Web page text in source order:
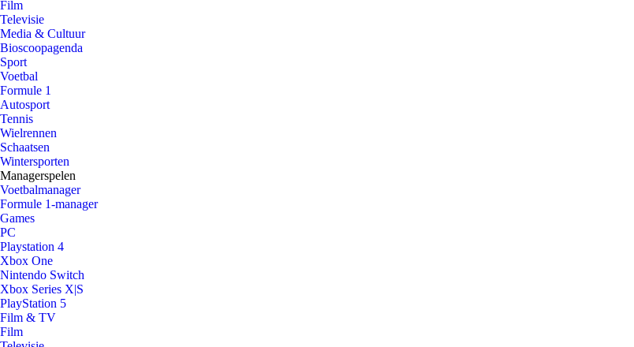
Film
Televisie
Media & Cultuur
Bioscoopagenda
Sport
Voetbal
Formule 1
Autosport
Tennis
Wielrennen
Schaatsen
Wintersporten
Managerspelen
Voetbalmanager
Formule 1-manager
Games
PC
Playstation 4
Xbox One
Nintendo Switch
Xbox Series X|S
PlayStation 5
Film & TV
Film